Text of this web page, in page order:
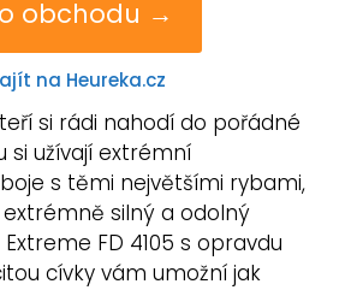
obchodu →
na Heureka.cz
si rádi nahodí do pořádné
si užívají extrémní
s těmi největšími rybami,
silný a odolný
FD 4105 s opravdu
cívky vám umožní jak